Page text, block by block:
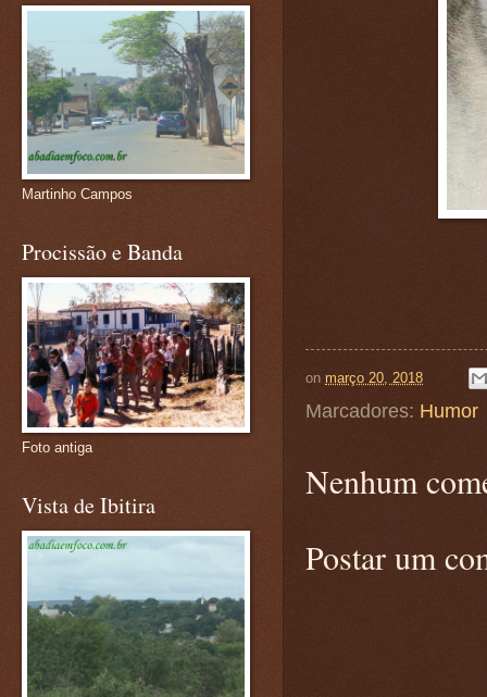
on março 20, 2018
Marcadores: Humor
Nenhum
Postar um
Martinho Campos
Procissão e Banda
Foto antiga
Vista de Ibitira